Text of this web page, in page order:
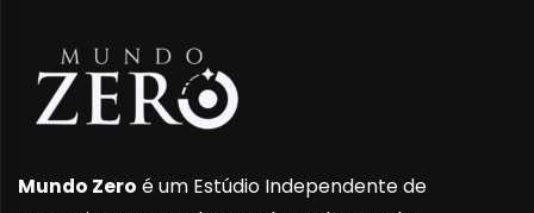
Mundo Zero é um Estúdio Independente de